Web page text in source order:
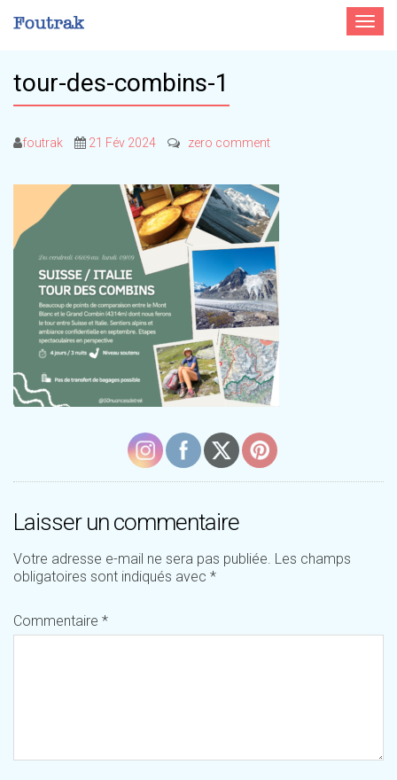
Toggle
tour-des-combins-1
foutrak 21 Fév 2024 zero comment
Laisser un commentaire
Votre adresse e-mail ne sera pas publiée. Les champs
obligatoires sont indiqués avec *
Commentaire *